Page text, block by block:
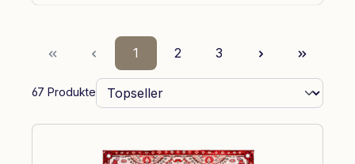
Seite
1 Seite
2 Seite
3
67 Produkte